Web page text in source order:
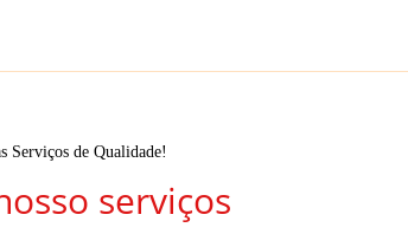
Serviços de Qualidade!
serviços